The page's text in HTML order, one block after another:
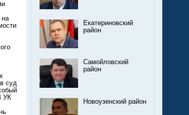
Екатериновский
район
Самойловский
район
Новоузенский район